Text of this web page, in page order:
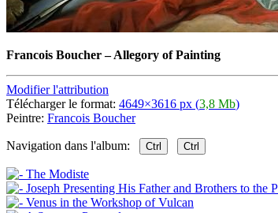
Francois Boucher–Allegory of Painting
Modifier l'attribution
Télécharger le format: 4649×3616 px (3,8 Mb)
Peintre: Francois Boucher
Navigation dans l'album: Ctrl Ctrl